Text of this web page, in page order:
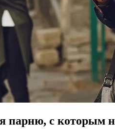
парню, с которым